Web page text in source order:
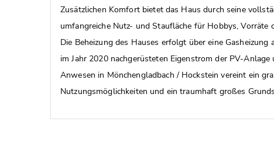
Zusätzlichen Komfort bietet das Haus durch seine
umfangreiche Nutz- und Staufläche für Hobbys, Vorräte
Die Beheizung des Hauses erfolgt über eine
im Jahr 2020 nachgerüsteten Eigenstrom der PV-
Anwesen in Mönchengladbach / Hockstein vereint ein
Nutzungsmöglichkeiten und ein traumhaft großes